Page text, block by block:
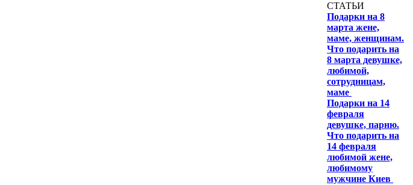
СТАТЬИ
Подарки на 8
марта жене,
маме, женщинам.
Что подарить на
8 марта девушке,
любимой,
сотрудницам,
маме
Подарки на 14
февраля
девушке, парню.
Что подарить на
14 февраля
любимой жене,
любимому
мужчине Киев